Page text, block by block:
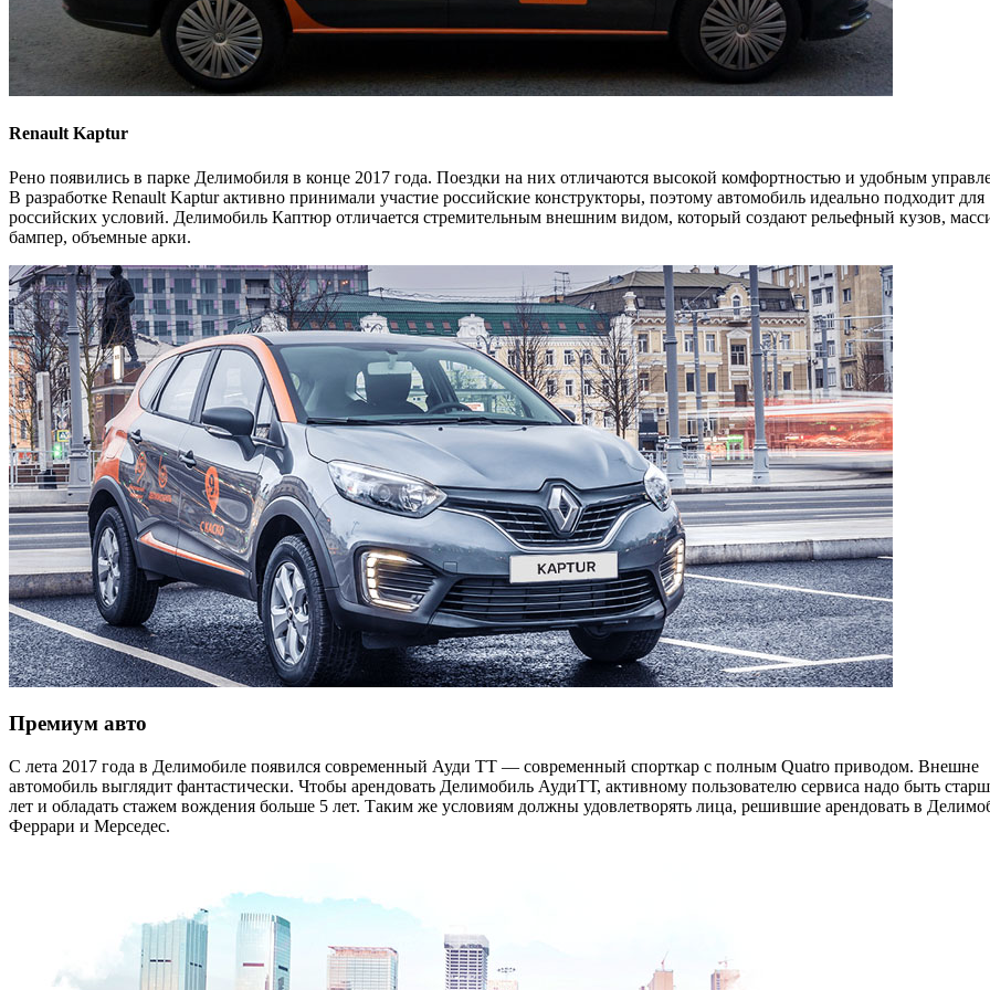
Renault Kaptur
Рено появились в парке Делимобиля в конце 2017 года. Поездки на них отличаются высокой комфортностью и удобным
В разработке Renault Kaptur активно принимали участие российские конструкторы, поэтому автомобиль идеально подходит для
российских условий. Делимобиль Каптюр отличается стремительным внешним видом, который создают рельефный кузов,
бампер, объемные арки.
Премиум авто
С лета 2017 года в Делимобиле появился современный Ауди ТТ — современный спорткар с полным Quatro приводом. Внешне
автомобиль выглядит фантастически. Чтобы арендовать Делимобиль АудиТТ, активному пользователю сервиса надо быть
лет и обладать стажем вождения больше 5 лет. Таким же условиям должны удовлетворять лица, решившие арендовать в
Феррари и Мерседес.